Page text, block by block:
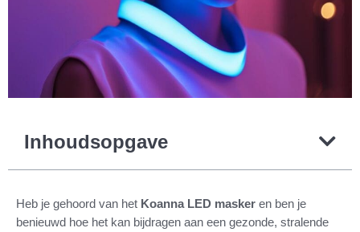
Inhoudsopgave
Heb je gehoord van het Koanna LED masker en ben je
benieuwd hoe het kan bijdragen aan een gezonde, stralende